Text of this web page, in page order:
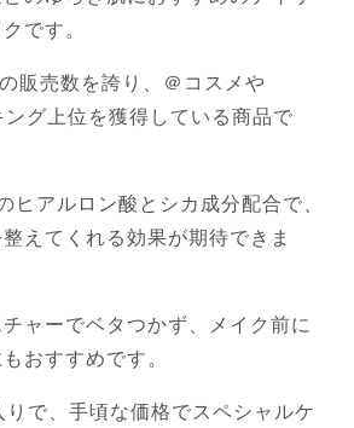
です。
販売数を誇り、＠コスメや
グ上位を獲得している商品で
ヒアルロン酸とシカ成分配合で、
えてくれる効果が期待できま
ャーでベタつかず、メイク前に
おすすめです。
で、手頃な価格でスペシャルケ